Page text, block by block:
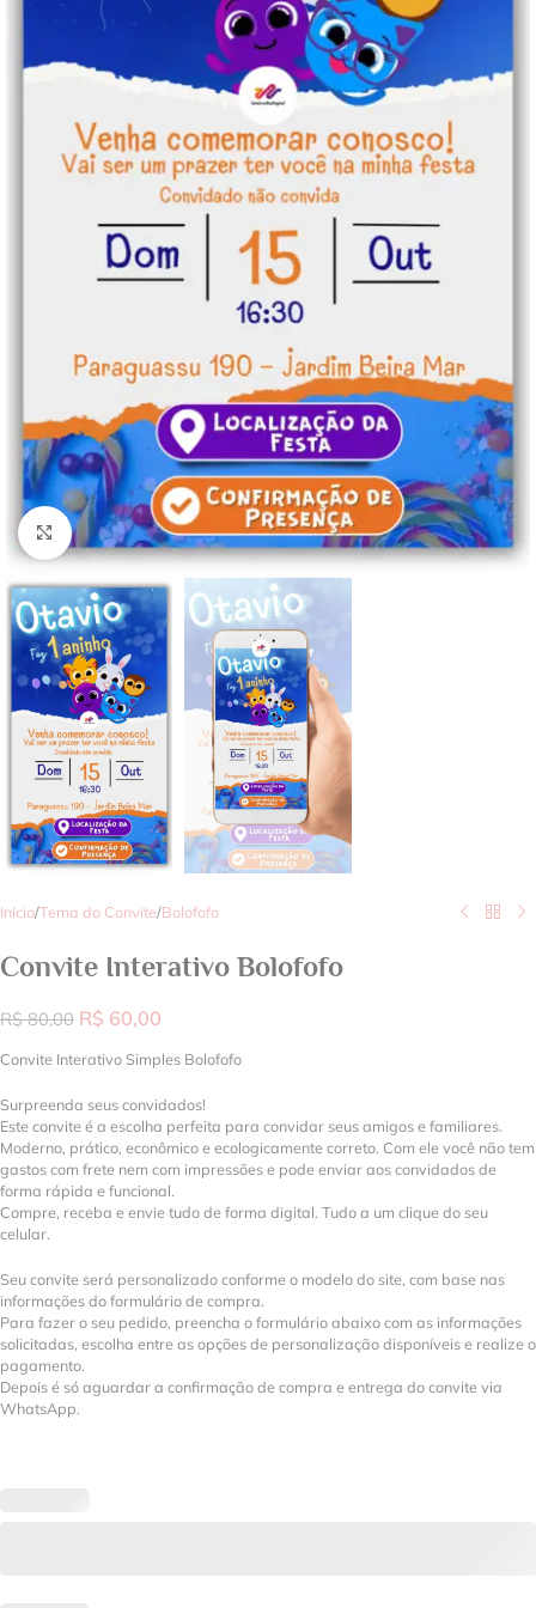
Clique para ampliar
Início/Tema do Convite/Bolofofo
Convite Interativo Bolofofo
R$80,00 R$ 60,00
Convite Interativo Simples Bolofofo
Surpreenda seus convidados!
Este convite é a escolha perfeita para convidar seus amigos e familiares.
Moderno, prático, econômico e ecologicamente correto. Com ele você não tem
gastos com frete nem com impressões e pode enviar aos convidados de
forma rápida e funcional.
Compre, receba e envie tudo de forma digital. Tudo a um clique do seu
celular.
Seu convite será personalizado conforme o modelo do site, com base nas
informações do formulário de compra.
Para fazer o seu pedido, preencha o formulário abaixo com as informações
solicitadas, escolha entre as opções de personalização disponíveis e realize o
pagamento.
Depois é só aguardar a confirmação de compra e entrega do convite via
WhatsApp.